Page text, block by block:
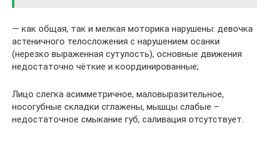
— как общая, так и мелкая моторика нарушены: девочка
астеничного телосложения с нарушением осанки
(нерезко выраженная сутулость), основные движения
недостаточно чёткие и координированные;
Лицо слегка асимметричное, маловыразительное,
носогубные складки сглажены, мышцы слабые –
недостаточное смыкание губ, саливация отсутствует.